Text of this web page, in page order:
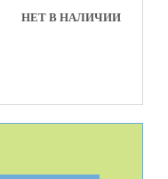
НЕТ В НАЛИЧИИ